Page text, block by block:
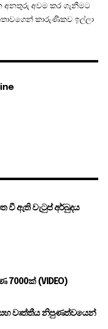
අවම කර ගැනීමට
කාරුණිකව ඉල්ලා
වී ඇති වැටුප් අර්බුදය
(VIDEO)
සහ වෘත්තීය නිපුණත්වයෙන්